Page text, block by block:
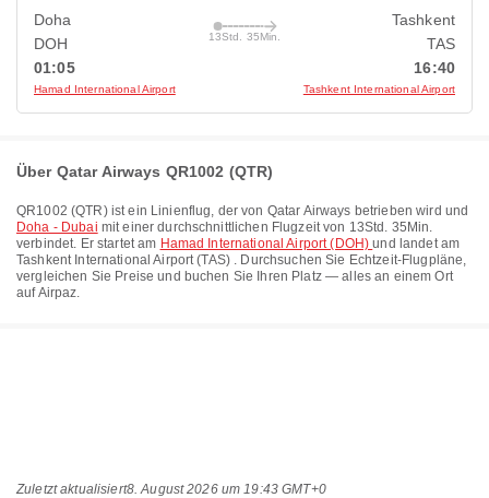
Doha
DOH
01:05
Hamad International Airport
13Std. 35Min.
Tashkent
TAS
16:40
Tashkent International Airport
Über Qatar Airways QR1002 (QTR)
QR1002 (QTR) ist ein Linienflug, der von Qatar Airways betrieben wird und
Doha - Dubai mit einer durchschnittlichen Flugzeit von 13Std. 35Min.
verbindet. Er startet am Hamad International Airport (DOH)und landet am
Tashkent International Airport (TAS) . Durchsuchen Sie Echtzeit-Flugpläne,
vergleichen Sie Preise und buchen Sie Ihren Platz — alles an einem Ort
auf Airpaz.
Zuletzt aktualisiert8. August 2026 um 19:43 GMT+0